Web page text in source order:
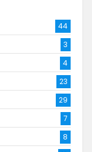
44
3
4
23
29
7
8